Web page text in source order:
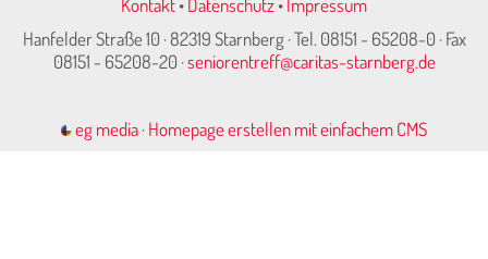
Kontakt•Datenschutz•Impressum
Hanfelder Straße 10 · 82319 Starnberg · Tel. 08151 - 65208-0 · Fax
08151 - 65208-20 ·seniorentreff@caritas-starnberg.de
eg media·Homepage erstellen mit einfachem CMS